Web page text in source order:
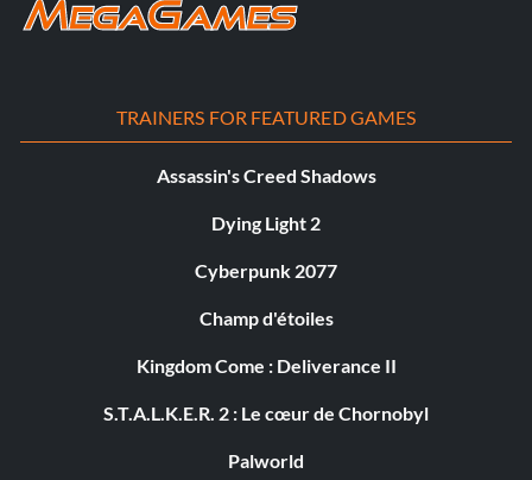
TRAINERS FOR FEATURED GAMES
Assassin's Creed Shadows
Dying Light 2
Cyberpunk 2077
Champ d'étoiles
Kingdom Come : Deliverance II
S.T.A.L.K.E.R. 2 : Le cœur de Chornobyl
Palworld